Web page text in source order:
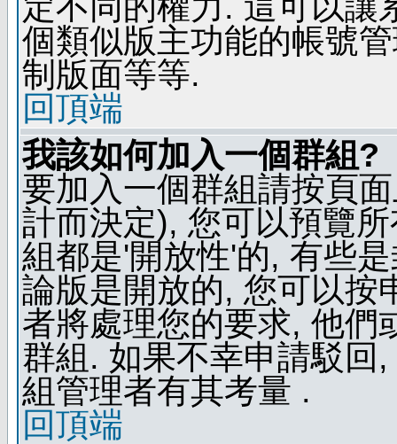
個類似版主功能的帳號
制版面等等.
回頂端
我該如何加入一個群組?
要加入一個群組請按頁
計而決定), 您可以預覽
組都是'開放性'的, 有些
論版是開放的, 您可以按
者將處理您的要求, 他們
群組. 如果不幸申請駁回
組管理者有其考量 .
回頂端